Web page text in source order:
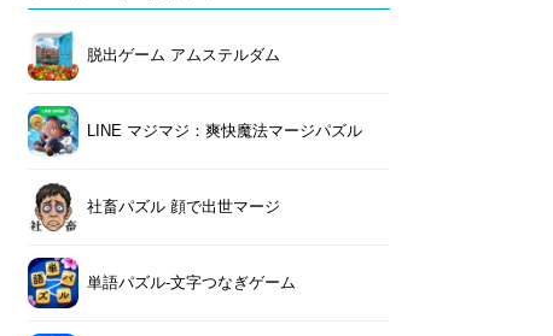
脱出ゲーム アムステルダム
LINE マジマジ：爽快魔法マージパズル
社畜パズル 顔で出世マージ
単語パズル-文字つなぎゲーム